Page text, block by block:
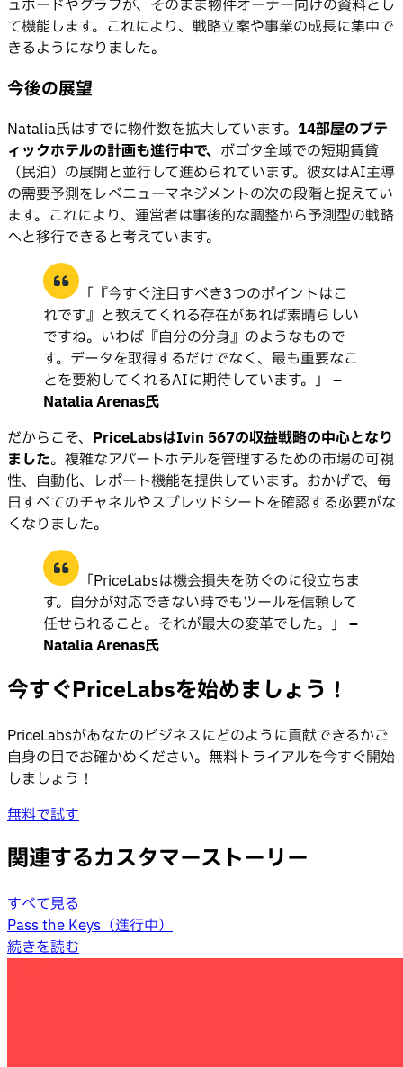
ュボードやグラフが、そのまま物件オーナー向けの資料とし
て機能します。これにより、戦略立案や事業の成長に集中で
きるようになりました。
今後の展望
Natalia氏はすでに物件数を拡大しています。 14部屋のブテ
ィックホテルの計画も進行中で、 ボゴタ全域での短期賃貸
（民泊）の展開と並行して進められています。彼女はAI主導
の需要予測をレベニューマネジメントの次の段階と捉えてい
ます。これにより、運営者は事後的な調整から予測型の戦略
へと移行できると考えています。
「『今すぐ注目すべき3つのポイントはこ
れです』と教えてくれる存在があれば素晴らしい
ですね。いわば『自分の分身』のようなもので
す。データを取得するだけでなく、最も重要なこ
とを要約してくれるAIに期待しています。」 –
Natalia Arenas氏
だからこそ、 PriceLabsはIvin 567の収益戦略の中心となり
ました。複雑なアパートホテルを管理するための市場の可視
性、自動化、レポート機能を提供しています。おかげで、毎
日すべてのチャネルやスプレッドシートを確認する必要がな
くなりました。
「PriceLabsは機会損失を防ぐのに役立ちま
す。自分が対応できない時でもツールを信頼して
任せられること。それが最大の変革でした。」 –
Natalia Arenas氏
今すぐPriceLabsを始めましょう！
PriceLabsがあなたのビジネスにどのように貢献できるかご
自身の目でお確かめください。無料トライアルを今すぐ開始
しましょう！
無料で試す
関連するカスタマーストーリー
すべて見る
Pass the Keys（進行中）
続きを読む